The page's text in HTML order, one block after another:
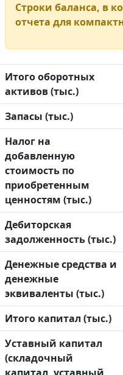
Строки баланса, в
отчета для
Итого оборотных
активов (тыс.)
Запасы (тыс.)
Налог на
добавленную
стоимость по
приобретенным
ценностям (тыс.)
Дебиторская
задолженность (тыс.)
Денежные средства и
денежные
эквиваленты (тыс.)
Итого капитал (тыс.)
Уставный капитал
(складочный